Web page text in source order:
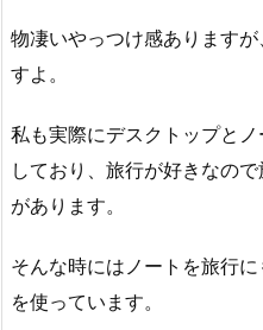
物凄いやっつけ感あります
すよ。
私も実際にデスクトップと
しており、旅行が好きなの
があります。
そんな時にはノートを旅行
を使っています。